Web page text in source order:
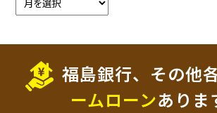
福島銀行、その他
ームローンありま